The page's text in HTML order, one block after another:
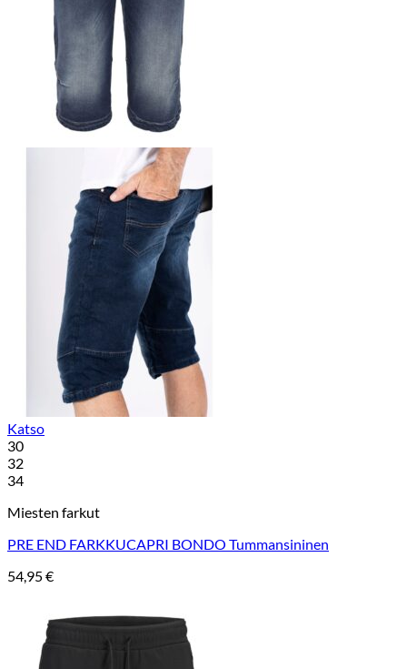
Katso
30
32
34
Miesten farkut
PRE END FARKKUCAPRI BONDO Tummansininen
54,95€